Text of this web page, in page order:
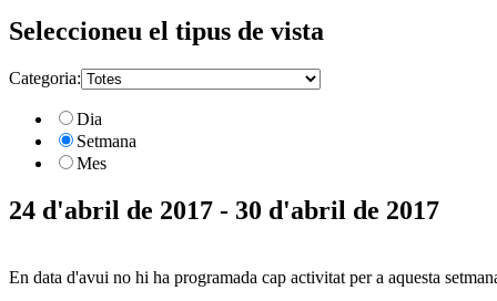
Seleccioneu el tipus de vista
Categoria:
Dia
Setmana
Mes
24 d'abril de 2017 - 30 d'abril de 2017
En data d'avui no hi ha programada cap activitat per a aquesta